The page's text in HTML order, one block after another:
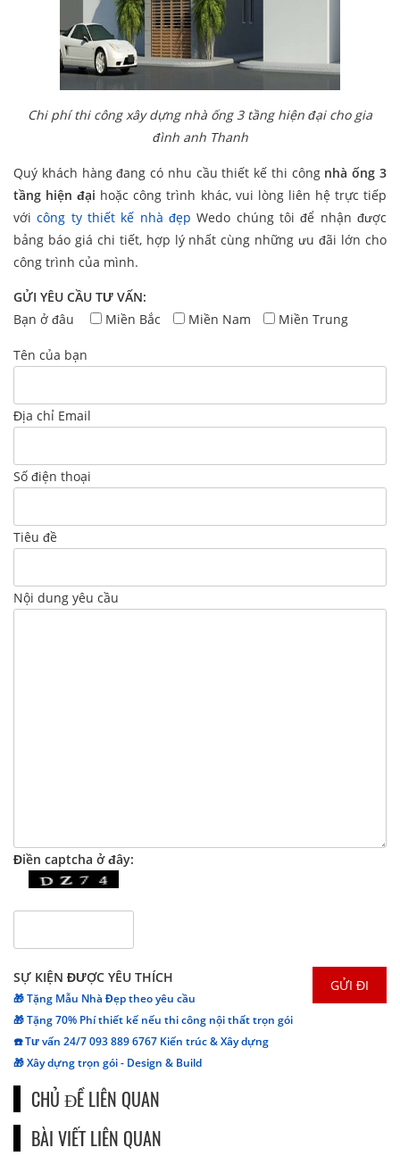
Chi phí thi công xây dựng nhà ống 3 tầng hiện đại cho gia
đình anh Thanh
Quý khách hàng đang có nhu cầu thiết kế thi công nhà ống 3
tầng hiện đại hoặc công trình khác, vui lòng liên hệ trực tiếp
vớicông ty thiết kế nhà đẹp Wedo chúng tôi để nhận được
bảng báo giá chi tiết, hợp lý nhất cùng những ưu đãi lớn cho
công trình của mình.
GỬI YÊU CẦU TƯ VẤN:
Bạn ở đâu
Miền Bắc Miền Nam Miền Trung
Tên của bạn
Địa chỉ Email
Số điện thoại
Tiêu đề
Nội dung yêu cầu
Điền captcha ở đây:
SỰ KIỆN ĐƯỢC YÊU THÍCH
🎁 Tặng Mẫu Nhà Đẹp theo yêu cầu
🎁 Tặng 70% Phí thiết kế nếu thi công nội thất trọn gói
☎️ Tư vấn 24/7 093 889 6767 Kiến trúc & Xây dựng
🎁 Xây dựng trọn gói - Design & Build
CHỦ ĐỀ LIÊN QUAN
BÀI VIẾT LIÊN QUAN